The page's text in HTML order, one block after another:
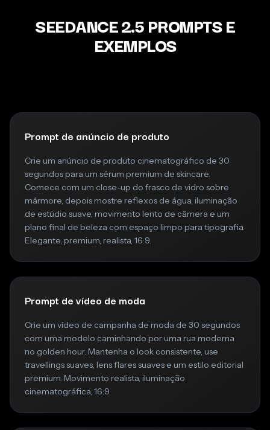
SEEDANCE 2.5 PROMPTS E
EXEMPLOS
Prompt de anúncio de produto
Crie um anúncio de produto cinematográfico de 30
segundos para um sérum premium de skincare.
Comece com um close-up do frasco de vidro sobre
mármore, depois mostre reflexos de água, iluminação
de estúdio suave, movimento lento de câmera e um
plano final de beleza com espaço limpo para tipografia.
Elegante, premium, realista, 16:9.
Prompt de vídeo de moda
Crie um vídeo de campanha de moda de 30 segundos
com uma modelo caminhando por uma rua moderna
no golden hour. Mantenha o look consistente, use
travellings suaves, lens flares suaves e um estilo editorial
premium. Movimento realista, iluminação
cinematográfica, 16:9.